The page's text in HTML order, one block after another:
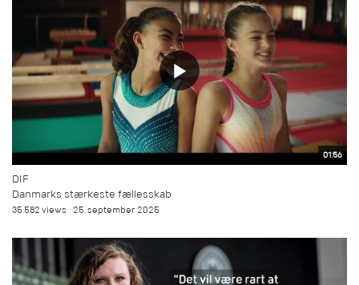
01:56
DIF
Danmarks stærkeste fællesskab
35.582 views 25. september 2025